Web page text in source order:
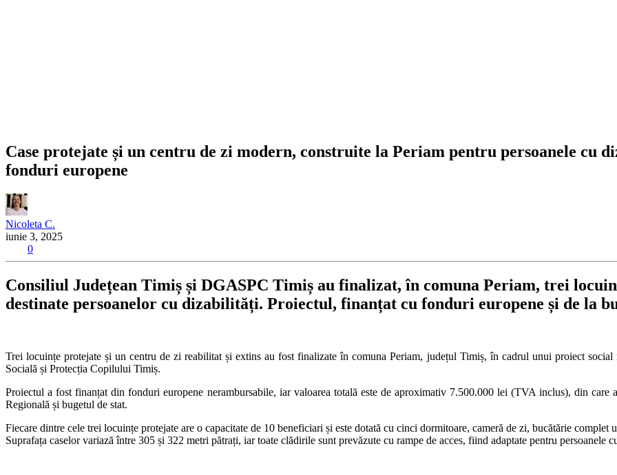
Case protejate și un centru de zi modern, construite la Periam pentru persoanele cu
fonduri europene
Nicoleta C.
iunie 3, 2025
0
Consiliul Județean Timiș și DGASPC Timiș au finalizat, în comuna Periam, trei
destinate persoanelor cu dizabilități. Proiectul, finanțat cu fonduri europene și de la
Trei locuințe protejate și un centru de zi reabilitat și extins au fost finalizate în comuna Periam, județul Timiș, în cadrul unui proiect
Socială și Protecția Copilului Timiș.
Proiectul a fost finanțat din fonduri europene nerambursabile, iar valoarea totală este de aproximativ 7.500.000 lei (TVA inclus), din
Regională și bugetul de stat.
Fiecare dintre cele trei locuințe protejate are o capacitate de 10 beneficiari și este dotată cu cinci dormitoare, cameră de zi, bucătărie
Suprafața caselor variază între 305 și 322 metri pătrați, iar toate clădirile sunt prevăzute cu rampe de acces, fiind adaptate pentru persoanele